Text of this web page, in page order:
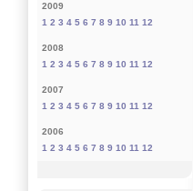
2009
1 2 3 4 5 6 7 8 9 10 11 12
2008
1 2 3 4 5 6 7 8 9 10 11 12
2007
1 2 3 4 5 6 7 8 9 10 11 12
2006
1 2 3 4 5 6 7 8 9 10 11 12